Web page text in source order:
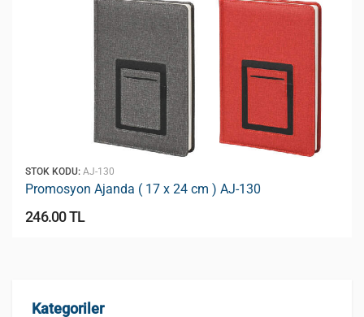
Kategoriler
STOK KODU: AJ-130
Promosyon Ajanda ( 17 x 24 cm ) AJ-130
246.00 TL